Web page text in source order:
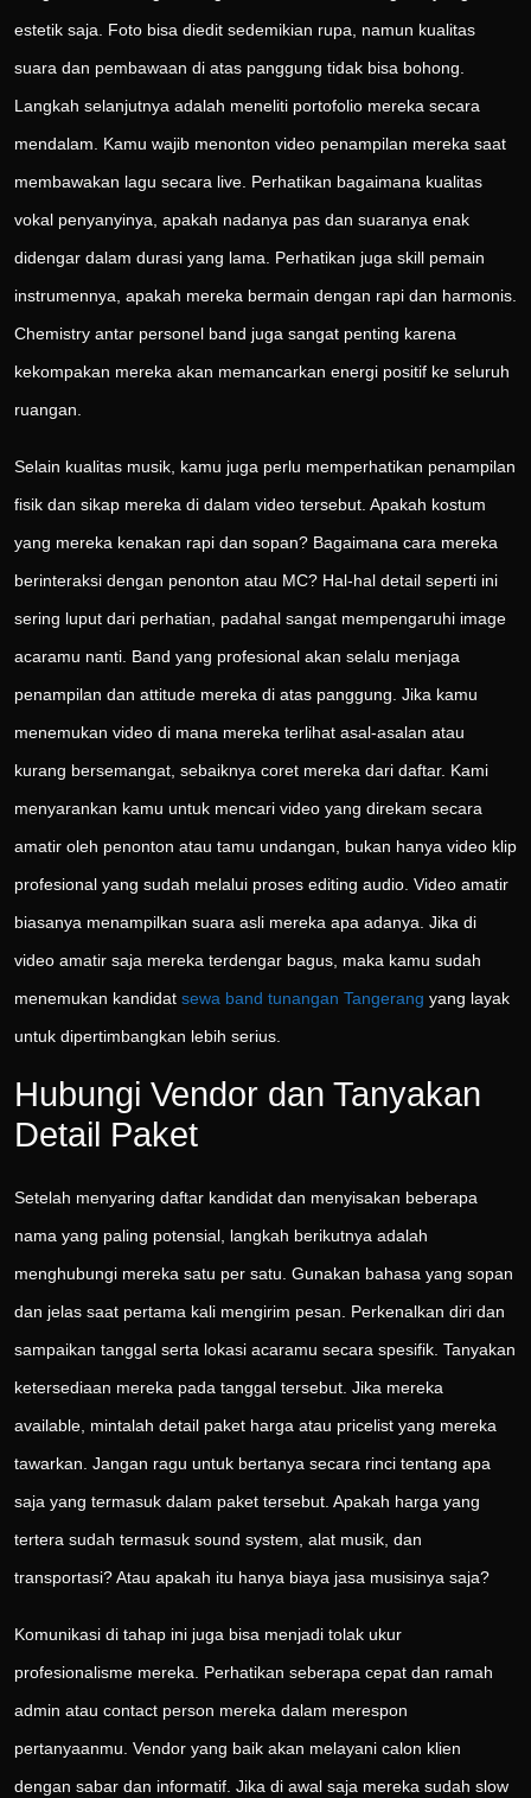
estetik saja. Foto bisa diedit sedemikian rupa, namun kualitas
suara dan pembawaan di atas panggung tidak bisa bohong.
Langkah selanjutnya adalah meneliti portofolio mereka secara
mendalam. Kamu wajib menonton video penampilan mereka saat
membawakan lagu secara live. Perhatikan bagaimana kualitas
vokal penyanyinya, apakah nadanya pas dan suaranya enak
didengar dalam durasi yang lama. Perhatikan juga skill pemain
instrumennya, apakah mereka bermain dengan rapi dan harmonis.
Chemistry antar personel band juga sangat penting karena
kekompakan mereka akan memancarkan energi positif ke seluruh
ruangan.
Selain kualitas musik, kamu juga perlu memperhatikan penampilan
fisik dan sikap mereka di dalam video tersebut. Apakah kostum
yang mereka kenakan rapi dan sopan? Bagaimana cara mereka
berinteraksi dengan penonton atau MC? Hal-hal detail seperti ini
sering luput dari perhatian, padahal sangat mempengaruhi image
acaramu nanti. Band yang profesional akan selalu menjaga
penampilan dan attitude mereka di atas panggung. Jika kamu
menemukan video di mana mereka terlihat asal-asalan atau
kurang bersemangat, sebaiknya coret mereka dari daftar. Kami
menyarankan kamu untuk mencari video yang direkam secara
amatir oleh penonton atau tamu undangan, bukan hanya video klip
profesional yang sudah melalui proses editing audio. Video amatir
biasanya menampilkan suara asli mereka apa adanya. Jika di
video amatir saja mereka terdengar bagus, maka kamu sudah
menemukan kandidat sewa band tunangan Tangerang yang layak
untuk dipertimbangkan lebih serius.
Hubungi Vendor dan Tanyakan
Detail Paket
Setelah menyaring daftar kandidat dan menyisakan beberapa
nama yang paling potensial, langkah berikutnya adalah
menghubungi mereka satu per satu. Gunakan bahasa yang sopan
dan jelas saat pertama kali mengirim pesan. Perkenalkan diri dan
sampaikan tanggal serta lokasi acaramu secara spesifik. Tanyakan
ketersediaan mereka pada tanggal tersebut. Jika mereka
available, mintalah detail paket harga atau pricelist yang mereka
tawarkan. Jangan ragu untuk bertanya secara rinci tentang apa
saja yang termasuk dalam paket tersebut. Apakah harga yang
tertera sudah termasuk sound system, alat musik, dan
transportasi? Atau apakah itu hanya biaya jasa musisinya saja?
Komunikasi di tahap ini juga bisa menjadi tolak ukur
profesionalisme mereka. Perhatikan seberapa cepat dan ramah
admin atau contact person mereka dalam merespon
pertanyaanmu. Vendor yang baik akan melayani calon klien
dengan sabar dan informatif. Jika di awal saja mereka sudah slow